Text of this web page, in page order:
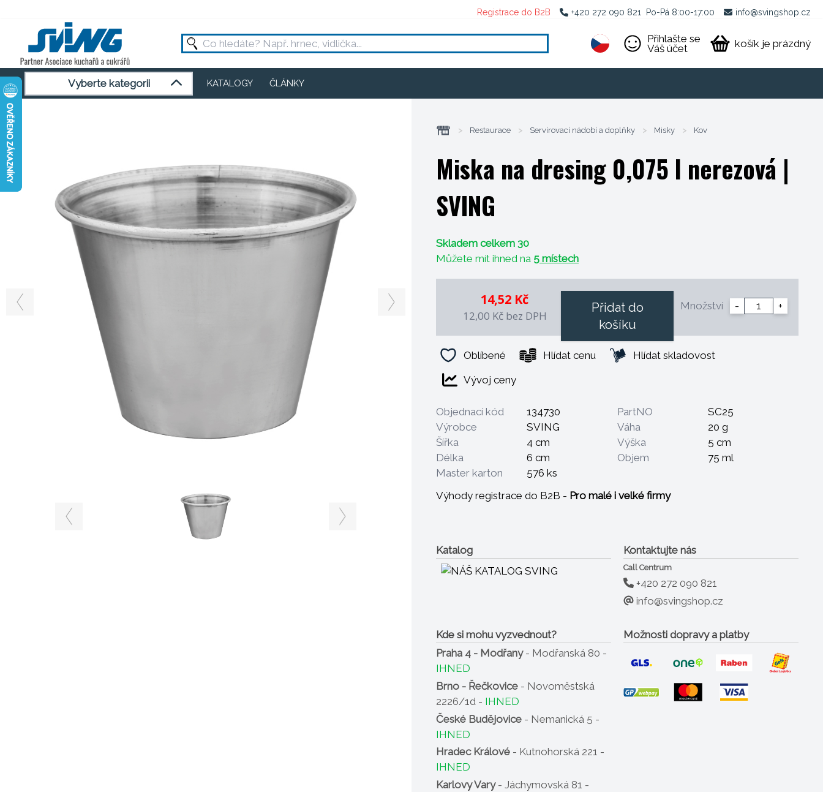
Registrace do B2B +420 272 090 821 Po-Pá 8:00-17:00 info@svingshop.cz
Přihlašte se
Váš účet
košík je prázdný
Vyberte kategorii KATALOGY ČLÁNKY
> Restaurace > Servírovací nádobí a doplňky > Misky > Kov
Miska na dresing 0,075 l nerezová |
SVING
Skladem celkem 30
Můžete mít ihned na 5 místech
14,52 Kč
12,00 Kč bez DPH
Množství - +
Přidat do
košíku
Oblíbené Hlídat cenu
Hlídat skladovost
Vývoj ceny
Objednací kód 134730 PartNO
SC25
Výrobce
SVING Váha
20 g
Šířka
4 cm Výška
5 cm
Délka
6 cm Objem
75 ml
Master karton
576 ks
Výhody registrace do B2B - Pro malé i velké firmy
Katalog Kontaktujte nás
Call Centrum
+420 272 090 821
info@svingshop.cz
Kde si mohu vyzvednout?
Praha 4 - Modřany- Modřanská 80 -
IHNED
Brno - Řečkovice - Novoměstská
2226/1d - IHNED
České Budějovice - Nemanická 5 -
IHNED
Hradec Králové - Kutnohorská 221 -
IHNED
Karlovy Vary- Jáchymovská 81 -
Možnosti dopravy a platby